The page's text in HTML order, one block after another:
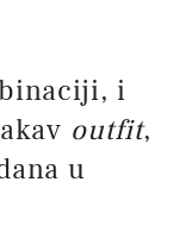
i
outfit,
u